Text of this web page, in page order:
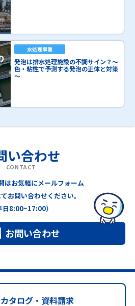
水処理事業
発泡は排水処理施設の不調サイン？～
色・粘性で予測する発泡の正体と対策
～
い合わせ
CONTACT
はお気軽にメールフォーム
お問い合わせください。
日8:00~17:00）
お問い合わせ
カタログ・資料請求